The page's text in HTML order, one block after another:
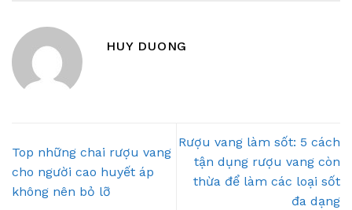
HUY DUONG
Top những chai rượu vang
cho người cao huyết áp
không nên bỏ lỡ
Rượu vang làm sốt: 5 cách
tận dụng rượu vang còn
thừa để làm các loại sốt
đa dạng